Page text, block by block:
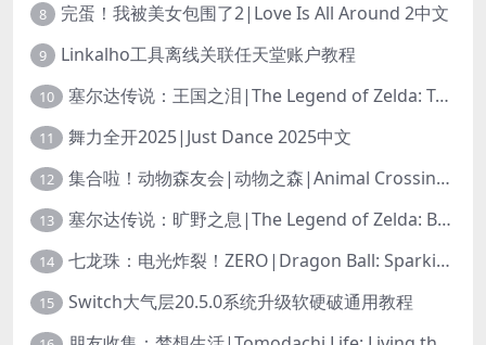
8 完蛋！我被美女包围了2|Love Is All Around 2中文
9 Linkalho工具离线关联任天堂账户教程
10 塞尔达传说：王国之泪|The Legend of Zelda: Tears of the Kingdom中文
11 舞力全开2025|Just Dance 2025中文
12 集合啦！动物森友会|动物之森|Animal Crossing: New Horizons中文
13 塞尔达传说：旷野之息|The Legend of Zelda: Breath of the Wild中文
14 七龙珠：电光炸裂！ZERO|Dragon Ball: Sparking! Zero中文
15 Switch大气层20.5.0系统升级软硬破通用教程